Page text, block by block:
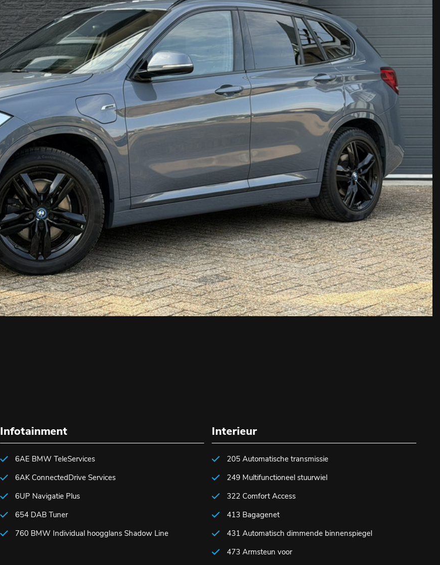
Infotainment
6AE BMW TeleServices
6AK ConnectedDrive Services
6UP Navigatie Plus
654 DAB Tuner
760 BMW Individual hoogglans Shadow Line
Interieur
205 Automatische transmissie
249 Multifunctioneel stuurwiel
322 Comfort Access
413 Bagagenet
431 Automatisch dimmende binnenspiegel
473 Armsteun voor